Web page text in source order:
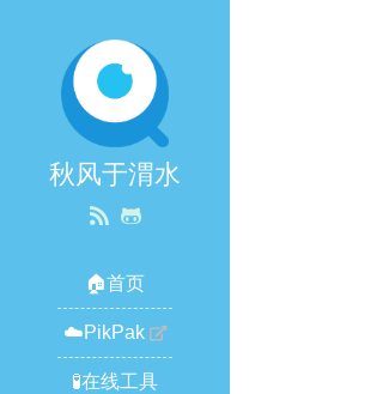
秋风于渭水
🏠首页
☁️PikPak
🧪在线工具